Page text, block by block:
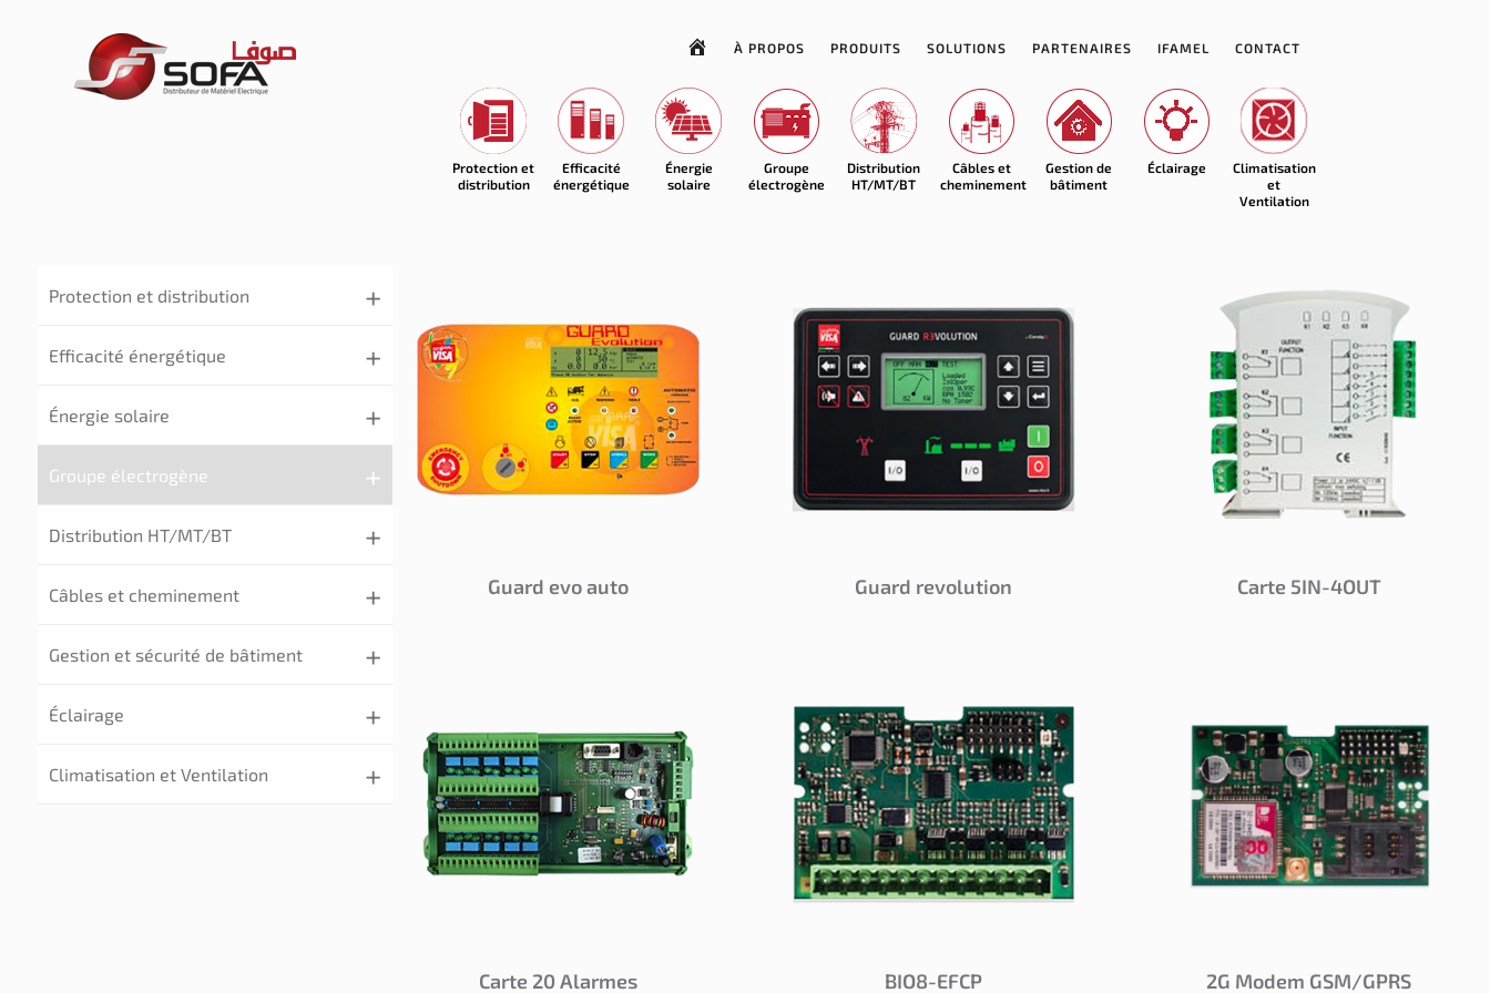
À PROPOS PRODUITS SOLUTIONS PARTENAIRES IFAMEL CONTACT
Protection et
distribution
Efficacité
énergétique
Énergie
solaire
Groupe
électrogène
Distribution
HT/MT/BT
Câbles et
cheminement
Gestion de
bâtiment
Éclairage
Climatisation
et
Ventilation
Protection et distribution
Efficacité énergétique
Énergie solaire
Groupe électrogène
Distribution HT/MT/BT
Câbles et cheminement
Gestion et sécurité de bâtiment
Éclairage
Climatisation et Ventilation
Guard evo auto Guard revolution Carte 5IN-4OUT
Carte 20 Alarmes BIO8-EFCP 2G Modem GSM/GPRS